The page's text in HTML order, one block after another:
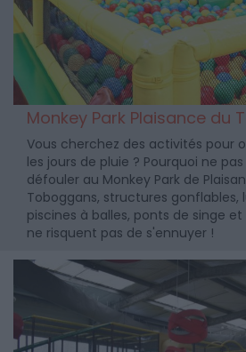
Monkey Park Plaisance du
Vous cherchez des activités pour
les jours de pluie ? Pourquoi ne
défouler au Monkey Park de
Toboggans, structures gonflables,
piscines à balles, ponts de singe
ne risquent pas de s'ennuyer !